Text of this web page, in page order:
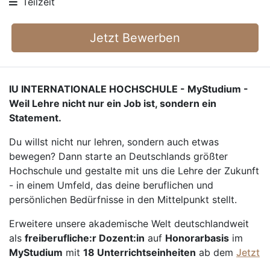
Jetzt Bewerben
IU INTERNATIONALE HOCHSCHULE - MyStudium -
Weil Lehre nicht nur ein Job ist, sondern ein
Statement.
Du willst nicht nur lehren, sondern auch etwas
bewegen? Dann starte an Deutschlands größter
Hochschule und gestalte mit uns die Lehre der Zukunft
- in einem Umfeld, das deine beruflichen und
persönlichen Bedürfnisse in den Mittelpunkt stellt.
Erweitere unsere akademische Welt deutschlandweit
als freiberufliche:r Dozent:in auf Honorarbasis im
MyStudium mit 18 Unterrichtseinheiten ab dem Jetzt